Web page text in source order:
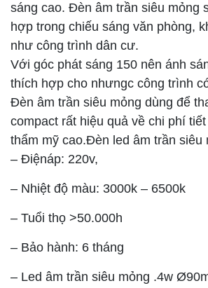
sáng cao. Đèn âm trần siêu mỏng
hợp trong chiếu sáng văn phòng,
như công trình dân cư.
Với góc phát sáng 150 nên ánh
thích hợp cho nhưngc công trình
Đèn âm trần siêu mỏng dùng để
compact rất hiệu quả về chi phí
thẩm mỹ cao.Đèn led âm trần siêu
– Điệnáp: 220v,
– Nhiệt độ màu: 3000k – 6500k
– Tuổi thọ >50.000h
– Bảo hành: 6 tháng
– Led âm trần siêu mỏng .4w